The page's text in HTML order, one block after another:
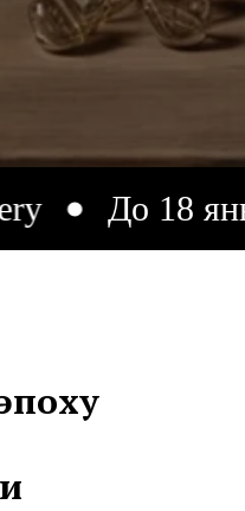
18 января 2026